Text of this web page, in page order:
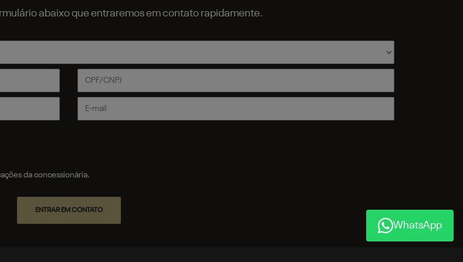
abaixo que entraremos em contato rapidamente.
da concessionária.
ENTRAR EM CONTATO
WhatsApp